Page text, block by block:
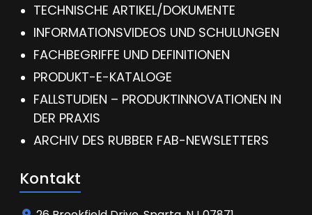
TECHNISCHE ARTIKEL/DOKUMENTE
INFORMATIONSVIDEOS UND SCHULUNGEN
FACHBEGRIFFE UND DEFINITIONEN
PRODUKT-E-KATALOGE
FALLSTUDIEN – PRODUKTINNOVATIONEN IN
DER PRAXIS
ARCHIV DES RUBBER FAB-NEWSLETTERS
Kontakt